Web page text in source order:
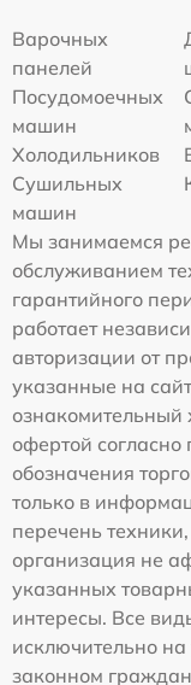
Варочных
панелей
Посудомоечных
машин
Холодильников
Сушильных
машин
Мы занимаемся
обслуживанием
гарантийного
работает
авторизации от
указанные на
ознакомительный
офертой
обозначения
только в
перечень
организация не
указанных
интересы. Все
исключительно
законном